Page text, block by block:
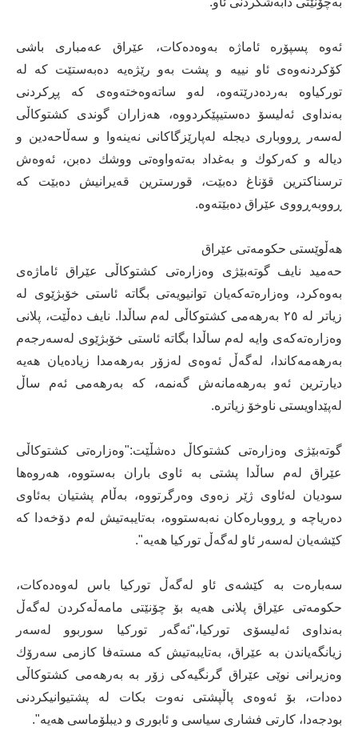
ئه‌وه‌ پسپۆره‌ ئاماژه‌ به‌وه‌ده‌كات، عێراق عەمباری باشی
كۆكردنەوەی ئاو نییە و پشت بەو رێژەیە دەبەستێت كە لە
توركیاوە بەردەدرێتەوە، لەو ساتەوەختەوەی كە پڕكردنی
بەنداوی ئەلیسۆ دەستیپێكردووە، هەزاران گوندی كشتوكاڵی
لەسەر ڕووباری دیجلە لەپارێزگاكانی نەینەوا و سەڵاحەدین و
دیالە و كەركوك و بەغداد بەتەواوەتی ووشك دەبن، ئەوەش
ترسناكترین قۆناغ دەبێت، قورسترین قەیرانیش دەبێت كە
ڕووبەڕووی عێراق دەبێتەوە.
هه‌ڵوێستی حكومه‌تی عێراق
حه‌مید نایف گوته‌بێژی وه‌زاره‌تی كشتوكاڵی عێراق ئاماژه‌ی
به‌وه‌كرد، وه‌زاره‌ته‌كه‌یان توانیویه‌تی بگاته‌ ئاستی خۆبژێوی له‌
زیاتر له‌ ٢٥ به‌رهه‌می كشتوكاڵی له‌م ساڵدا. نایف دەڵێت، پلانی
وه‌زاره‌ته‌كه‌ی وایه‌ له‌م ساڵدا بگاته‌ ئاستی خۆبژێوی له‌سه‌رجه‌م
به‌رهه‌مه‌كاندا، له‌گه‌ڵ ئه‌وه‌ی له‌زۆر به‌رهه‌مدا زیاده‌یان هه‌یه‌
دیارترین ئه‌و به‌رهه‌مانه‌ش گه‌نمه‌، كه‌ به‌رهه‌می ئه‌م ساڵ
له‌پێداویستی ناوخۆ زیاتره‌.
گوته‌بێژی وه‌زاره‌تی كشتوكاڵ ده‌شڵێت:"وه‌زاره‌تی كشتوكاڵی
عێراق له‌م ساڵدا پشتی به‌ ئاوی باران به‌ستووه‌، هه‌روه‌ها
سودیان له‌ئاوی ژێر زه‌وی وه‌رگرتووه‌، به‌ڵام پشتیان به‌ئاوی
ده‌ریاچه‌ و ڕووباره‌كان نه‌به‌ستووه‌، به‌تایبه‌تیش له‌م دۆخه‌دا كه‌
كێشه‌یان له‌سه‌ر ئاو له‌گه‌ڵ توركیا هه‌یه"‌.
سه‌باره‌ت به‌ كێشه‌ى ئاو له‌گه‌ڵ توركیا باس له‌وه‌ده‌كات،
حكومه‌تی عێراق پلانی هه‌یه‌ بۆ چۆنێتى ‌مامه‌ڵه‌كردن له‌گه‌ڵ
به‌نداوی ئه‌لیسۆی توركیا،"ئه‌گه‌ر توركیا سوربوو له‌سه‌ر
زیانگه‌یاندن به‌ عێراق، به‌تایبه‌تیش كه‌ مسته‌فا كازمی سه‌رۆك
وه‌زیرانی نوێی عێراق گرنگیه‌كی زۆر به‌ به‌رهه‌می كشتوكاڵی
ده‌دات، بۆ ئه‌وه‌ی پاڵپشتی نه‌وت بكات له‌ پشتیوانیكردنی
بودجه‌دا، كارتی فشاری سیاسی و ئابوری و دیبلۆماسی هه‌یه‌".